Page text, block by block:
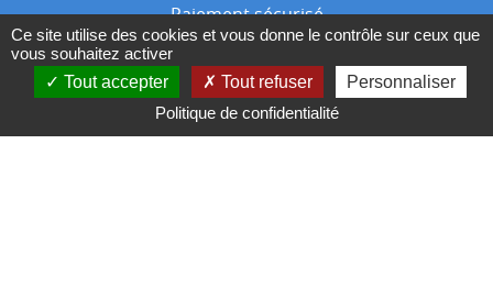
Paiement sécurisé
Nos magasins
Ce site utilise des cookies et vous donne le contrôle sur ceux que
vous souhaitez activer
Tout accepter
Tout refuser
Personnaliser
Politique de confidentialité